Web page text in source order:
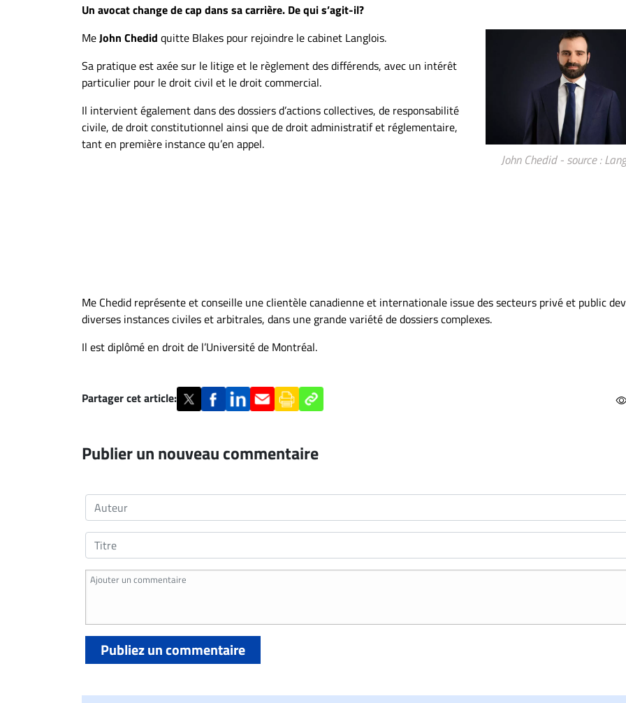
recrutements
TROUVEZ-
Un avocat change de cap dans sa carrière. De qui s’agit-il?
John Chedid - source :
MeJohn Chedid quitte Blakes pour rejoindre le cabinet Langlois.
Sa pratique est axée sur le litige et le règlement des différends, avec un intérêt
particulier pour le droit civil et le droit commercial.
Il intervient également dans des dossiers d’actions collectives, de responsabilité
civile, de droit constitutionnel ainsi que de droit administratif et réglementaire,
tant en première instance qu’en appel.
Me Chedid représente et conseille une clientèle canadienne et internationale issue des secteurs privé et public
diverses instances civiles et arbitrales, dans une grande variété de dossiers complexes.
Il est diplômé en droit de l’Université de Montréal.
Partager cet article:
Publier un nouveau commentaire
Publiez un commentaire